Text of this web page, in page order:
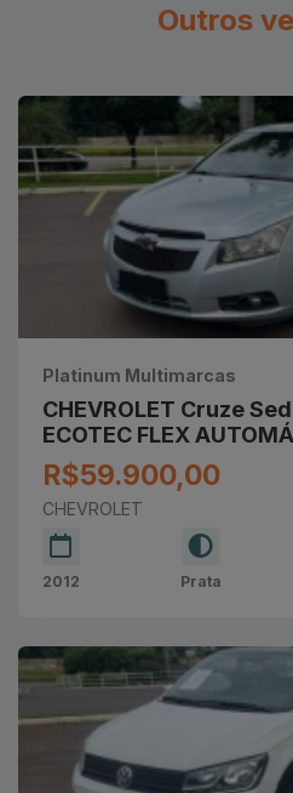
Outros
Platinum Multimarcas
CHEVROLET Cruze
ECOTEC FLEX
R$59.900,00
CHEVROLET
2012 Prata